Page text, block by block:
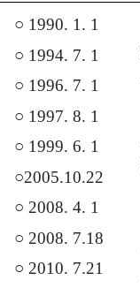
○ 1990. 1. 1
○ 1994. 7. 1
○ 1996. 7. 1
○ 1997. 8. 1
○ 1999. 6. 1
○2005.10.22
○ 2008. 4. 1
○ 2008. 7.18
○ 2010. 7.21